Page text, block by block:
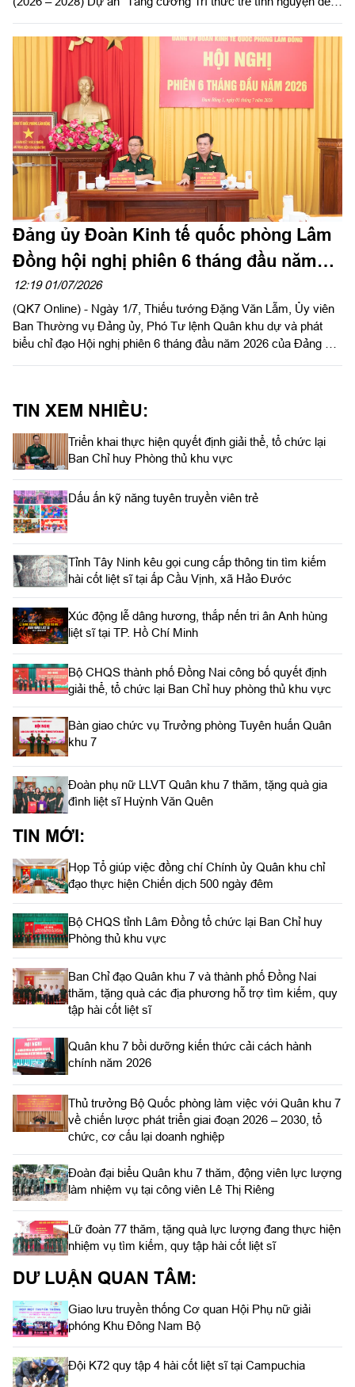
2021 - 2030”.
Đảng ủy Đoàn Kinh tế quốc phòng Lâm
Đồng hội nghị phiên 6 tháng đầu năm
2026
12:19 01/07/2026
(QK7 Online) - Ngày 1/7, Thiếu tướng Đặng Văn Lẫm, Ủy viên
Ban Thường vụ Đảng ủy, Phó Tư lệnh Quân khu dự và phát
biểu chỉ đạo Hội nghị phiên 6 tháng đầu năm 2026 của Đảng ủy
TIN XEM NHIỀU:
Triển khai thực hiện quyết định giải thể, tổ chức lại
Ban Chỉ huy Phòng thủ khu vực
Dấu ấn kỹ năng tuyên truyền viên trẻ
Tỉnh Tây Ninh kêu gọi cung cấp thông tin tìm kiếm
hài cốt liệt sĩ tại ấp Cầu Vịnh, xã Hảo Đước
Xúc động lễ dâng hương, thắp nến tri ân Anh hùng
liệt sĩ tại TP. Hồ Chí Minh
Bộ CHQS thành phố Đồng Nai công bố quyết định
giải thể, tổ chức lại Ban Chỉ huy phòng thủ khu vực
Bàn giao chức vụ Trưởng phòng Tuyên huấn Quân
khu 7
Đoàn phụ nữ LLVT Quân khu 7 thăm, tặng quà gia
đình liệt sĩ Huỳnh Văn Quên
TIN MỚI:
Họp Tổ giúp việc đồng chí Chính ủy Quân khu chỉ
đạo thực hiện Chiến dịch 500 ngày đêm
Bộ CHQS tỉnh Lâm Đồng tổ chức lại Ban Chỉ huy
Phòng thủ khu vực
Ban Chỉ đạo Quân khu 7 và thành phố Đồng Nai
thăm, tặng quà các địa phương hỗ trợ tìm kiếm, quy
tập hài cốt liệt sĩ
Quân khu 7 bồi dưỡng kiến thức cải cách hành
chính năm 2026
Thủ trưởng Bộ Quốc phòng làm việc với Quân khu 7
về chiến lược phát triển giai đoạn 2026 – 2030, tổ
chức, cơ cấu lại doanh nghiệp
Đoàn đại biểu Quân khu 7 thăm, động viên lực lượng
làm nhiệm vụ tại công viên Lê Thị Riêng
Lữ đoàn 77 thăm, tặng quà lực lượng đang thực hiện
nhiệm vụ tìm kiếm, quy tập hài cốt liệt sĩ
DƯ LUẬN QUAN TÂM:
Giao lưu truyền thống Cơ quan Hội Phụ nữ giải
phóng Khu Đông Nam Bộ
Đội K72 quy tập 4 hài cốt liệt sĩ tại Campuchia